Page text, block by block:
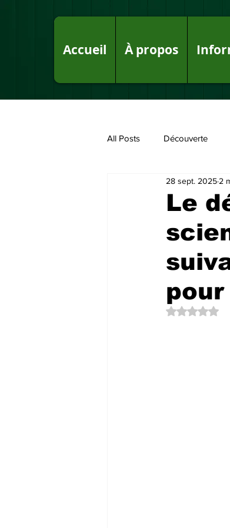
Accueil À propos
All Posts Découverte
Fake News sur le
Le
28 sept. 2025 2
Noté NaN